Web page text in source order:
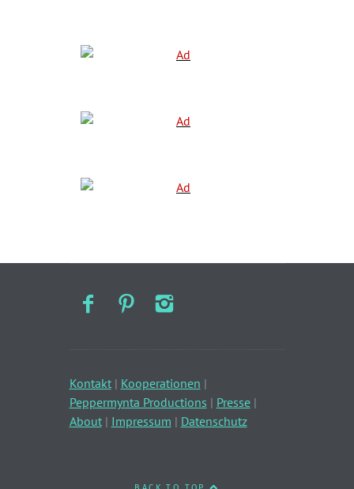
Kontakt| Kooperationen |
Peppermynta Productions | Presse|
About| Impressum | Datenschutz